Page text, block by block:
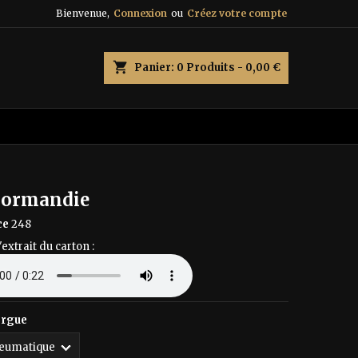
Bienvenue, Connexion ou Créez votre compte
shopping_cart Panier: 0 Produits - 0,00 €
248
du carton :